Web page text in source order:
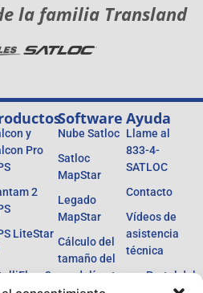
la familia Transland
y
Pro
2
LiteStar
3
Software
Nube Satloc
Satloc
MapStar
Legado
MapStar
Cálculo del
tamaño del
caudalímetro
Ayuda
Llame al
833-4-
SATLOC
Contacto
Vídeos de
asistencia
técnica
Portal del